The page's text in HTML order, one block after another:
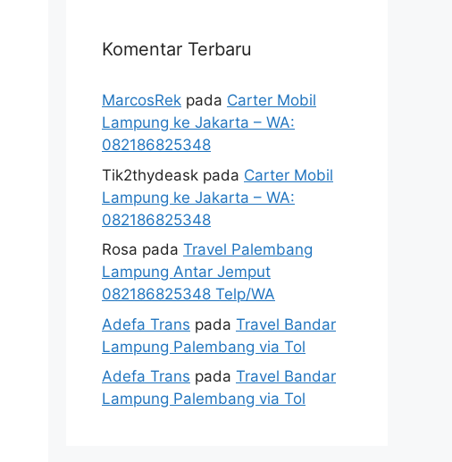
Komentar Terbaru
MarcosRek pada Carter Mobil
Lampung ke Jakarta – WA:
082186825348
Tik2thydeask pada Carter Mobil
Lampung ke Jakarta – WA:
082186825348
Rosa pada Travel Palembang
Lampung Antar Jemput
082186825348 Telp/WA
Adefa Trans pada Travel Bandar
Lampung Palembang via Tol
Adefa Trans pada Travel Bandar
Lampung Palembang via Tol